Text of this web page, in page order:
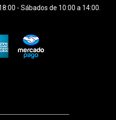
- Sábados de 10:00 a 14:00.